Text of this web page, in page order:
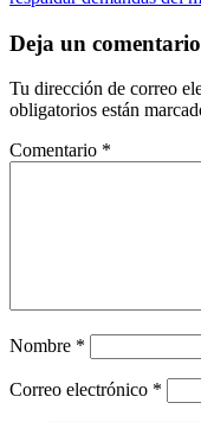
navigation
Deja un comentario
Tu dirección de correo
obligatorios están
Comentario *
Nombre *
Correo electrónico *